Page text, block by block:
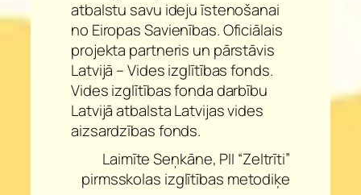
atbalstu savu ideju īstenošanai
no Eiropas Savienības. Oficiālais
projekta partneris un pārstāvis
Latvijā – Vides izglītības fonds.
Vides izglītības fonda darbību
Latvijā atbalsta Latvijas vides
aizsardzības fonds.
Laimīte Seņkāne, PII “Zeltrīti”
pirmsskolas izglītības metodiķe